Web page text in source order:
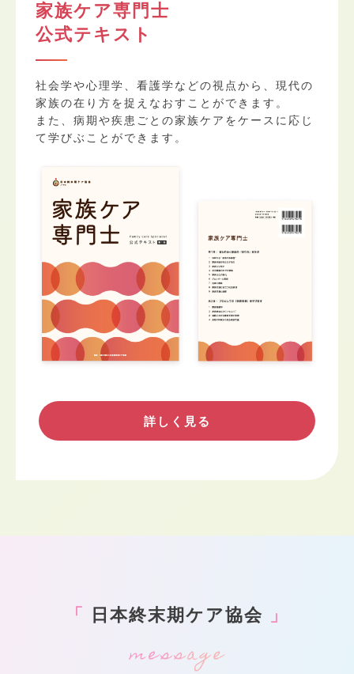
家族ケア専門士
公式テキスト
社会学や心理学、看護学などの視点から、現代の
家族の在り方を捉えなおすことができます。
また、病期や疾患ごとの家族ケアをケースに応じ
て学びぶことができます。
詳しく見る
「 日本終末期ケア協会 」